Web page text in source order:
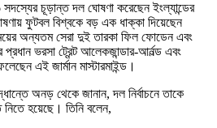
চূড়ান্ত দল ঘোষণা করেছেন ইংল্যান্ডের
ফুটবল বিশ্বকে বড় এক ধাক্কা দিয়েছেন
অন্যতম সেরা দুই তারকা ফিল ফোডেন এবং
ভরসা ট্রেন্ট আলেকজান্ডার-আর্নল্ড এবং
এই জার্মান মাস্টারমাইন্ড।
অনড় থেকে জানান, দল নির্বাচনে তাকে
নিতে হয়েছে। তিনি বলেন,